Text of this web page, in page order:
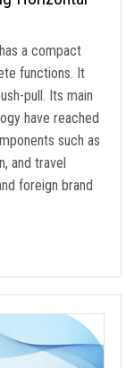
a compact
functions. It
pull. Its main
have reached
such as
and travel
foreign brand